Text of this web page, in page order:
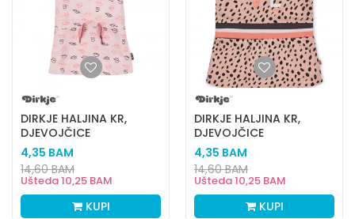
DIRKJE HALJINA KR,
DJEVOJČICE
4,35 BAM
Ušteda10,25 BAM
14,60BAM
KUPI
DIRKJE HALJINA KR,
DJEVOJČICE
4,35 BAM
Ušteda10,25 BAM
14,60BAM
KUPI